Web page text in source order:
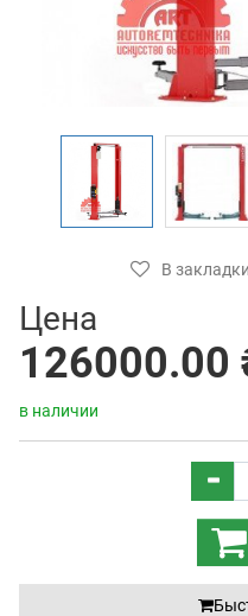
В закладки
Цена
126000.00
в наличии